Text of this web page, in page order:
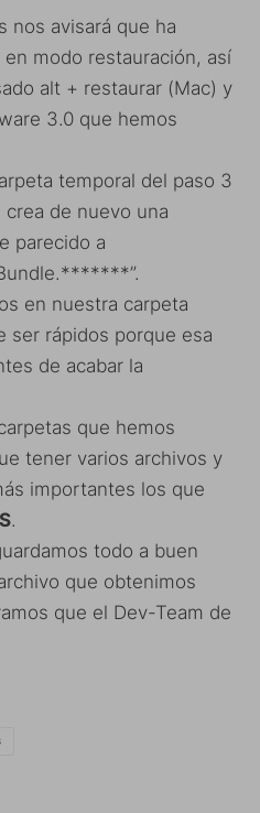
nos avisará que ha
modo restauración, así
alt + restaurar (Mac) y
3.0 que hemos
temporal del paso 3
de nuevo una
parecido a
en nuestra carpeta
ser rápidos porque esa
de acabar la
que hemos
tener varios archivos y
importantes los que
.
todo a buen
que obtenimos
que el Dev-Team de